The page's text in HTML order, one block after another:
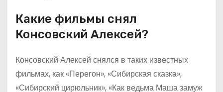
Какие фильмы снял
Консовский Алексей?
Консовский Алексей снялся в таких известных
фильмах, как «Перегон», «Сибирская сказка»,
«Сибирский цирюльник», «Как ведьма Маша замуж